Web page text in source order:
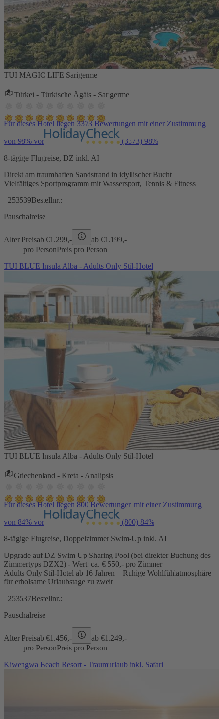
TUI MAGIC LIFE Sarigerme
Türkei - Türkische Ägäis - Sarigerme
Für dieses Hotel liegen 3373 Bewertungen mit einer Zustimmung
von 98% vor (3373) 98%
8-tägige Flugreise, DZ inkl. AI
Direkt am traumhaften Sandstrand in idyllischer Bucht
Vielfältiges Sportprogramm mit Wassersport, Tennis & Fitness
253539Bestellnr.:
Pauschalreise
Alter Preisab €1.299,- ab €1.199,-
pro PersonPreis pro Person
TUI BLUE Insula Alba - Adults Only Stil-Hotel
TUI BLUE Insula Alba - Adults Only Stil-Hotel
Griechenland - Kreta - Analipsis
Für dieses Hotel liegen 800 Bewertungen mit einer Zustimmung
von 84% vor (800) 84%
8-tägige Flugreise, Doppelzimmer Swim-Up inkl. AI
Upgrade auf DZ Swim Up Sharing Pool (bei direkter Buchung des
Zimmertyps DZX2) - Wert: ca. € 550,- pro Zimmer
Adults Only Stil-Hotel ab 16 Jahren – Ruhige Wohlfühlatmosphäre
für erholsame Urlaubstage zu zweit
253537Bestellnr.:
Pauschalreise
Alter Preisab €1.456,- ab €1.249,-
pro PersonPreis pro Person
Kiwengwa Beach Resort - Traumurlaub inkl. Safari